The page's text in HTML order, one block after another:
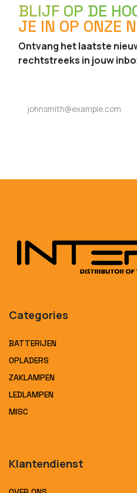
BLIJF OP DE
JE IN OP ONZE
Ontvang het laatste
rechtstreeks in jouw
Categories
BATTERIJEN
OPLADERS
ZAKLAMPEN
LEDLAMPEN
MISC
Klantendienst